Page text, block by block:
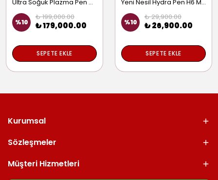
Ultra Soğuk Plazma Pen Cilt Sıkılaştırma Gençleştirme Yüz Yenileme Saç Güçlendirme Anti Aging Cihazı
%10
₺ 199,000.00
₺ 179,000.00
SEPETE EKLE
Yeni Nesil Hydra Pen H6 Mezoterapi Cihazı Yüz Iz Leke Kırışıklık Giderme Prp Dermapen Makinesi
%10
₺ 29,900.00
₺ 26,900.00
SEPETE EKLE
Kurumsal
Sözleşmeler
Müşteri Hizmetleri